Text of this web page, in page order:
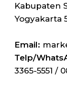
Kabupaten
Yogyakarta
Email:
Telp/
3365-5551 /